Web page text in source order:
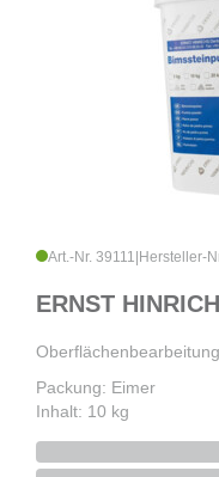
Art.-Nr. 39111 Hersteller-
ERNST
Packung: Eimer
Inhalt: 10 kg